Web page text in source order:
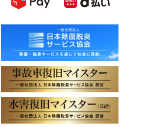
2023.09.27
2023年10月1日オープン！